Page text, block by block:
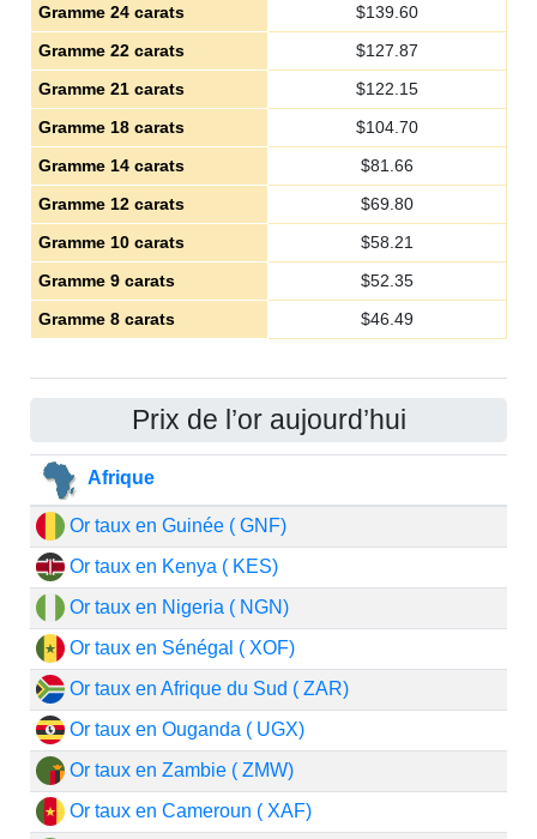
Gramme 24 carats $139.60
Gramme 22 carats
$127.87
Gramme 21 carats
$122.15
Gramme 18 carats
$104.70
Gramme 14 carats
$81.66
Gramme 12 carats
$69.80
Gramme 10 carats
$58.21
Gramme 9 carats
$52.35
Gramme 8 carats
$46.49
Prix de l’or aujourd’hui
Afrique
Or taux en Guinée ( GNF)
Or taux en Kenya ( KES)
Or taux en Nigeria ( NGN)
Or taux en Sénégal ( XOF)
Or taux en Afrique du Sud ( ZAR)
Or taux en Ouganda ( UGX)
Or taux en Zambie ( ZMW)
Or taux en Cameroun ( XAF)